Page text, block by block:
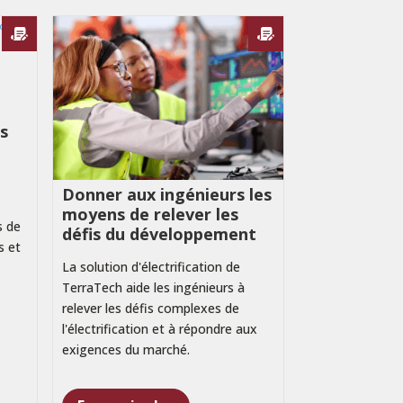
de
et
Donner aux ingénieurs les
moyens de relever les
défis du développement
La solution d'électrification de
TerraTech aide les ingénieurs à
relever les défis complexes de
l'électrification et à répondre aux
exigences du marché.